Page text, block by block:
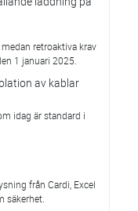
retroaktiva krav
1 januari 2025.
av kablar
idag är standard i
från Cardi, Excel
säkerhet.